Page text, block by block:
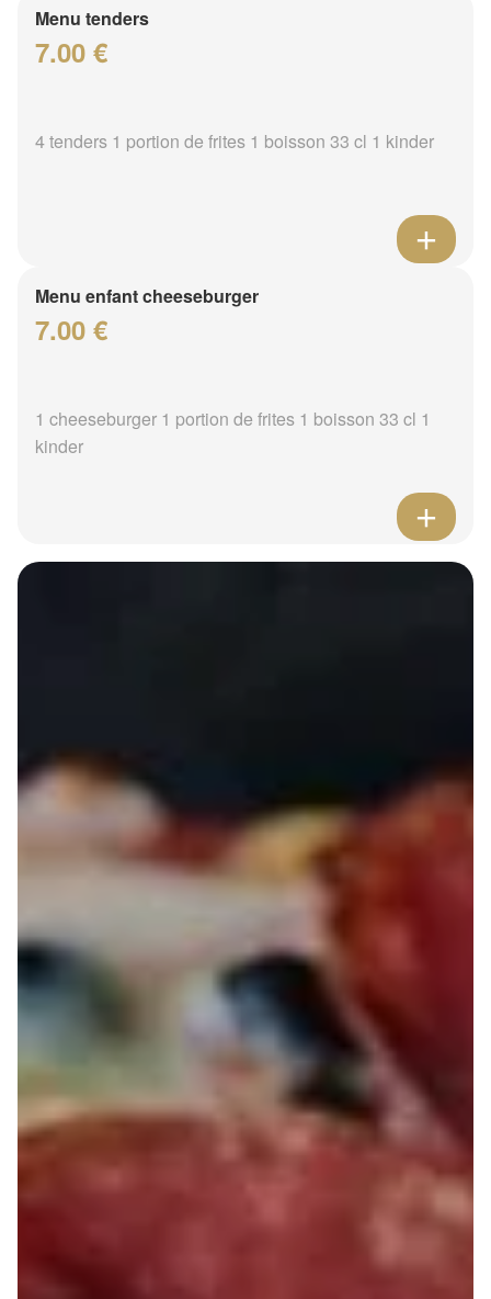
Menu tenders
7.00 €
4 tenders 1 portion de frites 1 boisson 33 cl 1 kinder
Menu enfant cheeseburger
7.00 €
1 cheeseburger 1 portion de frites 1 boisson 33 cl 1
kinder